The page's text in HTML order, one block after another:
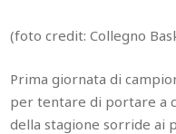
(foto credit: Collegno
Prima giornata di
per tentare di portare a
della stagione sorride ai